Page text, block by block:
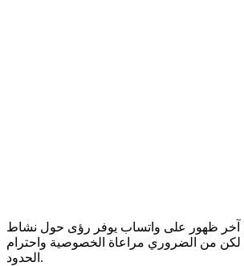
آخر ظهور على واتساب يوفر رؤى حول نشاط
لكن من الضروري مراعاة الخصوصية واحترام
الحدود.